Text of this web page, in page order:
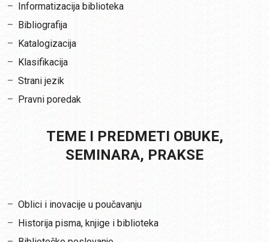
Informatizacija biblioteka
Bibliografija
Katalogizacija
Klasifikacija
Strani jezik
Pravni poredak
TEME I PREDMETI OBUKE,
SEMINARA, PRAKSE
Oblici i inovacije u poučavanju
Historija pisma, knjige i biblioteka